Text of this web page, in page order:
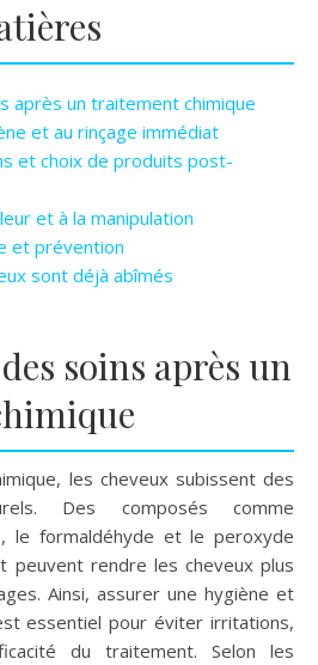
après un traitement chimique
et au rinçage immédiat
et choix de produits post-
et à la manipulation
et prévention
sont déjà abîmés
soins après un
les cheveux subissent des
Des composés comme
le formaldéhyde et le peroxyde
peuvent rendre les cheveux plus
Ainsi, assurer une hygiène et
essentiel pour éviter irritations,
du traitement. Selon les